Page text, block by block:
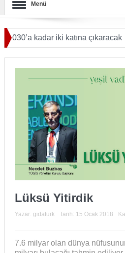
Menü
kadar iki katına çıkaracak
DOLARA ULAŞACAK
Lüksü Yitirdik
Yazar: gidaturk Tarih: 15 Ocak 2018
7.6 milyar olan dünya